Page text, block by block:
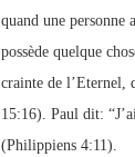
quand une personne
possède quelque
crainte de l’Eternel,
15:16). Paul dit:
(Philippiens 4:11).